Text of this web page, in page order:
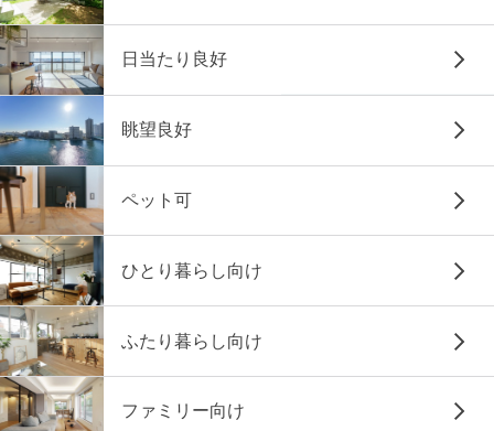
日当たり良好
眺望良好
ペット可
ひとり暮らし向け
ふたり暮らし向け
ファミリー向け